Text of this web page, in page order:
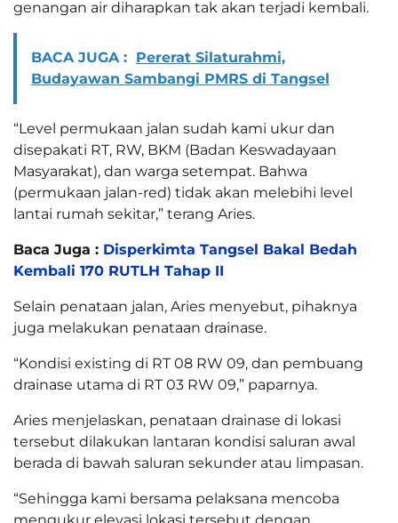
genangan air diharapkan tak akan terjadi kembali.
BACA JUGA : Pererat Silaturahmi,
Budayawan Sambangi PMRS di Tangsel
“Level permukaan jalan sudah kami ukur dan
disepakati RT, RW, BKM (Badan Keswadayaan
Masyarakat), dan warga setempat. Bahwa
(permukaan jalan-red) tidak akan melebihi level
lantai rumah sekitar,” terang Aries.
Baca Juga : Disperkimta Tangsel Bakal Bedah
Kembali 170 RUTLH Tahap II
Selain penataan jalan, Aries menyebut, pihaknya
juga melakukan penataan drainase.
“Kondisi existing di RT 08 RW 09, dan pembuang
drainase utama di RT 03 RW 09,” paparnya.
Aries menjelaskan, penataan drainase di lokasi
tersebut dilakukan lantaran kondisi saluran awal
berada di bawah saluran sekunder atau limpasan.
“Sehingga kami bersama pelaksana mencoba